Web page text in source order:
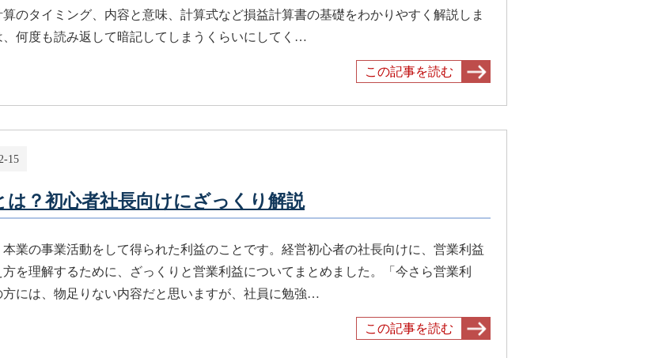
のタイミング、内容と意味、計算式など損益計算書の基礎をわかりやすく解説しま
、何度も読み返して暗記してしまうくらいにしてく…
この記事を読む
15
は？初心者社長向けにざっくり解説
業の事業活動をして得られた利益のことです。経営初心者の社長向けに、営業利益
を理解するために、ざっくりと営業利益についてまとめました。「今さら営業利
方には、物足りない内容だと思いますが、社員に勉強…
この記事を読む